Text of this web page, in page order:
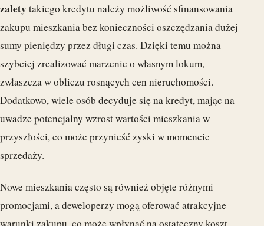
zaletytakiego kredytu należy możliwość sfinansowania
zakupu mieszkania bez konieczności oszczędzania dużej
sumy pieniędzy przez długi czas. Dzięki temu można
szybciej zrealizować marzenie o własnym lokum,
zwłaszcza w obliczu rosnących cen nieruchomości.
Dodatkowo, wiele osób decyduje się na kredyt, mając na
uwadze potencjalny wzrost wartości mieszkania w
przyszłości, co może przynieść zyski w momencie
sprzedaży.
Nowe mieszkania często są również objęte różnymi
promocjami, a deweloperzy mogą oferować atrakcyjne